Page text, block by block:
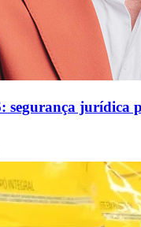
segurança jurídica